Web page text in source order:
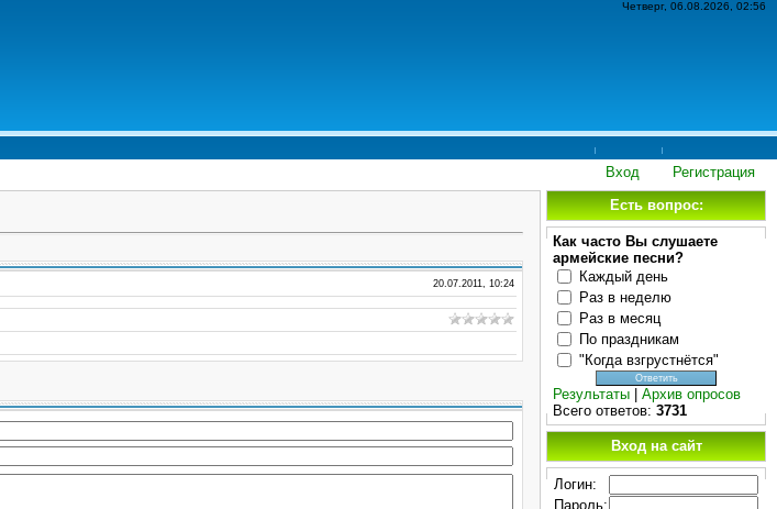
Четверг, 06.08.2026, 02:56
Регистрация
Вход
20.07.2011, 10:24
Есть вопрос:
Как часто Вы слушаете
армейские песни?
Каждый день
Раз в неделю
Раз в месяц
По праздникам
"Когда взгрустнётся"
Результаты
Архив опросов
Всего ответов: 3731
Вход на сайт
Логин:
Пароль: